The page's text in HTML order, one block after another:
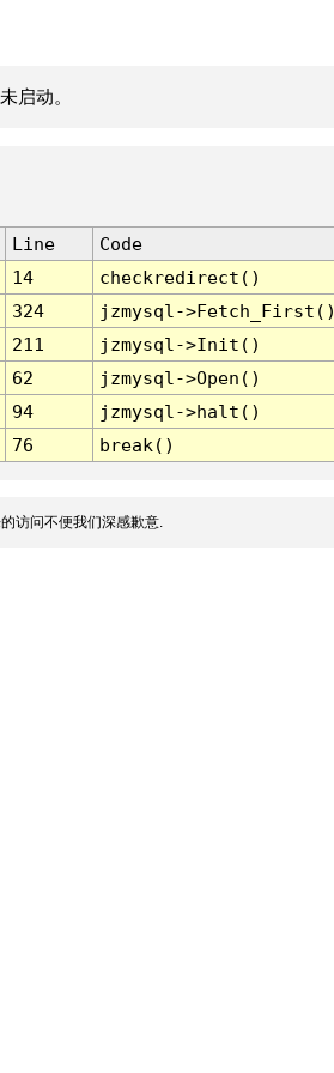
启动。
Line
Code
14
checkredirect()
324
jzmysql-
211
jzmysql->Init()
62
jzmysql->Open()
94
jzmysql->halt()
76 break()
访问不便我们深感歉意.